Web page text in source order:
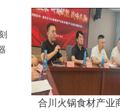
合川火锅食材产业